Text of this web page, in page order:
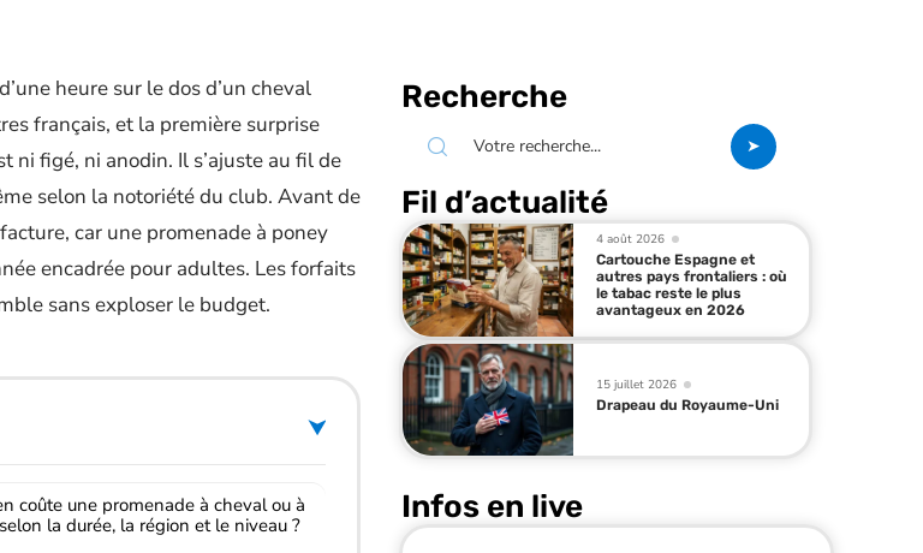
heure sur le dos d’un cheval
français, et la première surprise
ni figé, ni anodin. Il s’ajuste au fil de
selon la notoriété du club. Avant de
car une promenade à poney
encadrée pour adultes. Les forfaits
sans exploser le budget.
coûte une promenade à cheval ou à
la durée, la région et le niveau ?
Recherche
Fil d’actualité
4 août 2026
Cartouche Espagne et
autres pays frontaliers : où
le tabac reste le plus
avantageux en 2026
15 juillet 2026
Drapeau du Royaume-Uni
Infos en live